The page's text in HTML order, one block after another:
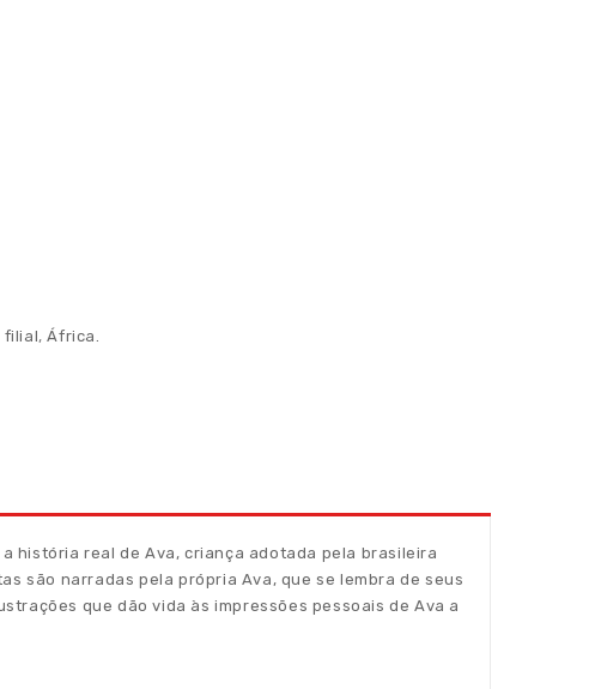
filial,África.
história real de Ava, criança adotada pela brasileira
são narradas pela própria Ava, que se lembra de seus
que dão vida às impressões pessoais de Ava a